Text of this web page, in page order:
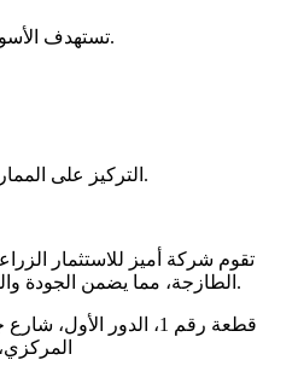
تستهدف الأسواق في أوروبا والشرق الأوسط.
التركيز على الممارسات الصديقة للبيئة والعضوية.
تقوم شركة أميز للاستثمار
الطازجة، مما يضمن الجودة والممارسات الزراعية المستدامة.
قطعة رقم 1، الدور